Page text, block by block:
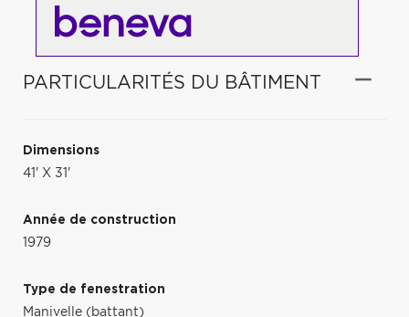
PARTICULARITÉS DU BÂTIMENT
Dimensions
41' X 31'
Année de construction
1979
Type de fenestration
Manivelle (battant)